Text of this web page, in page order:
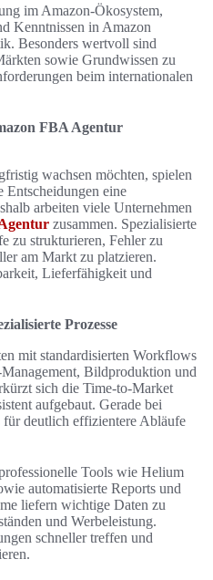
im Amazon-Ökosystem,
Kenntnissen in Amazon
Besonders wertvoll sind
sowie Grundwissen zu
beim internationalen
FBA Agentur
wachsen möchten, spielen
Entscheidungen eine
arbeiten viele Unternehmen
zusammen. Spezialisierte
zu strukturieren, Fehler zu
am Markt zu platzieren.
Lieferfähigkeit und
Prozesse
mit standardisierten Workflows
Bildproduktion und
sich die Time-to-Market
aufgebaut. Gerade bei
für deutlich effizientere Abläufe
Tools wie Helium
automatisierte Reports und
liefern wichtige Daten zu
und Werbeleistung.
schneller treffen und